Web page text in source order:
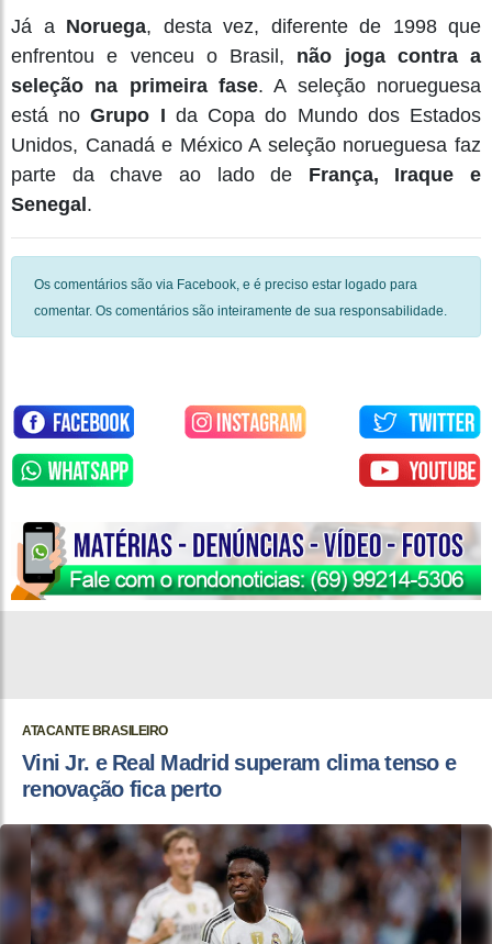
Já a Noruega, desta vez, diferente de 1998 que
enfrentou e venceu o Brasil, não joga contra a
seleção na primeira fase. A seleção norueguesa
está noGrupo I da Copa do Mundo dos Estados
Unidos, Canadá e México A seleção norueguesa faz
parte da chave ao lado de França, Iraque e
Senegal.
Os comentários são via Facebook, e é preciso estar logado para
comentar. Os comentários são inteiramente de sua responsabilidade.
ATACANTE BRASILEIRO
Vini Jr. e Real Madrid superam clima tenso e
renovação fica perto